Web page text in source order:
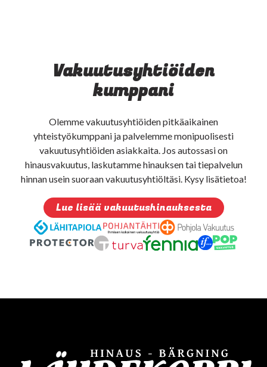
Vakuutusyhtiöiden
kumppani
Olemme vakuutusyhtiöiden pitkäaikainen
yhteistyökumppani ja palvelemme monipuolisesti
vakuutusyhtiöiden asiakkaita. Jos autossasi on
hinausvakuutus, laskutamme hinauksen tai tiepalvelun
hinnan usein suoraan vakuutusyhtiöltäsi. Kysy lisätietoa!
Lue lisää vakuutushinauksesta